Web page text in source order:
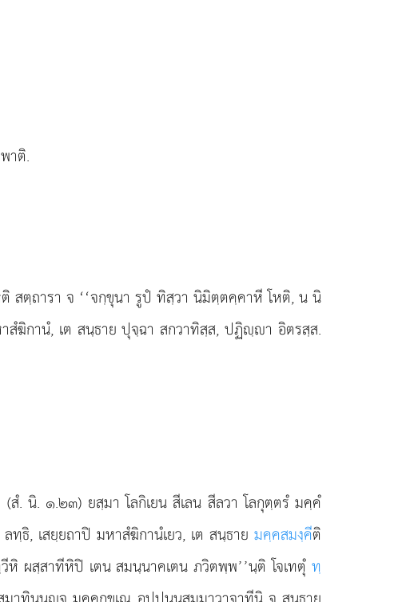
าติ.
สตฺถารา จ ‘‘จกฺขุนา รูปํ ทิสฺวา นิมิตฺตคฺคาหี โหติ, น นิ
สํฆิกานํ, เต สนฺธาย ปุจฺฉา สกวาทิสฺส, ปฏิฺา อิตรสฺส.
สํ. นิ. ๑.๒๓) ยสฺมา โลกิเยน สีเลน สีลวา โลกุตฺตรํ มคฺคํ
ทฺธิ, เสยฺยถาปิ มหาสํฆิกานํเยว, เต สนฺธายมคฺคสมงฺคีติ
หิ ผสฺสาทีหิปิ เตน สมนฺนาคเตน ภวิตพฺพ’’นฺติ โจเทตุํทฺ